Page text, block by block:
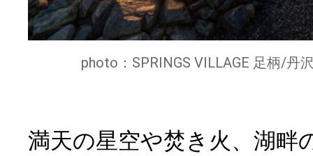
photo：SPRINGS VILLAGE 足柄/丹
満天の星空や焚き火、湖畔